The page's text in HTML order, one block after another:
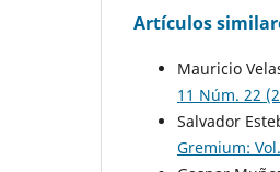
Artículos
Mauricio
11 Núm. 22
Salvador
Gremium: